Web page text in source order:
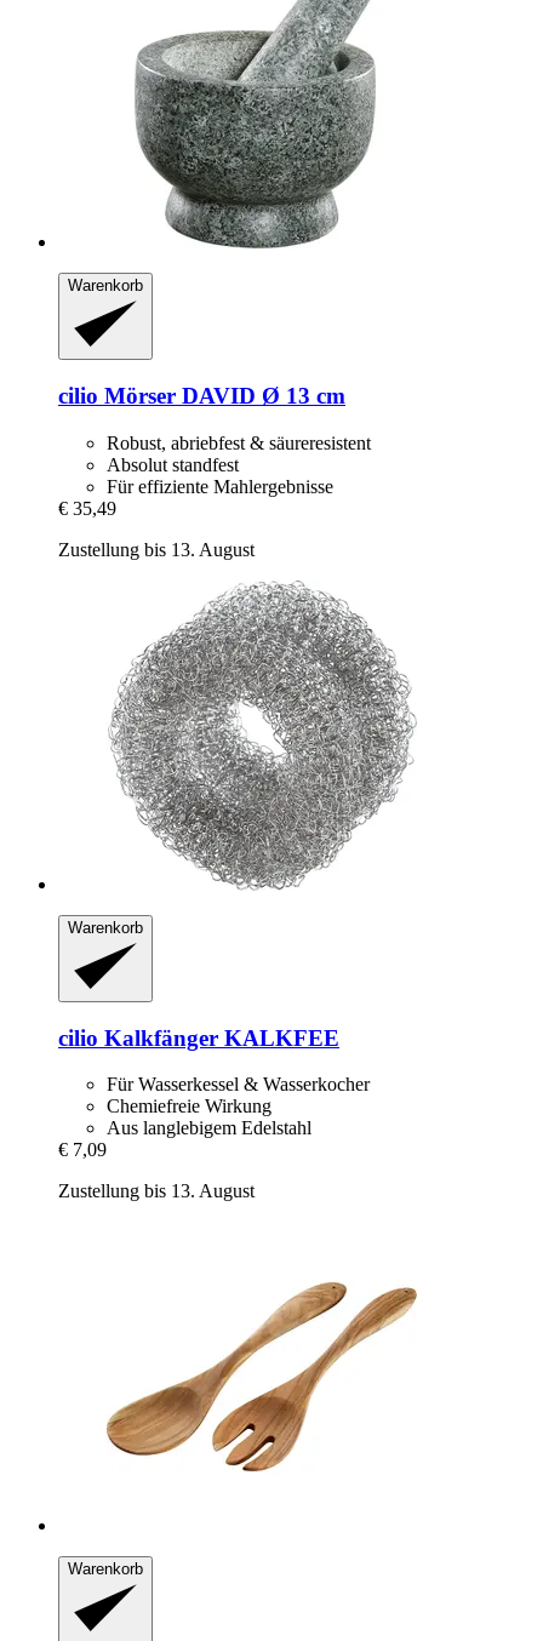
Warenkorb
cilio Mörser DAVID Ø 13 cm
Robust, abriebfest & säureresistent
Absolut standfest
Für effiziente Mahlergebnisse
€ 35,49
Zustellung bis 13. August
Warenkorb
cilio Kalkfänger KALKFEE
Für Wasserkessel & Wasserkocher
Chemiefreie Wirkung
Aus langlebigem Edelstahl
€ 7,09
Zustellung bis 13. August
Warenkorb